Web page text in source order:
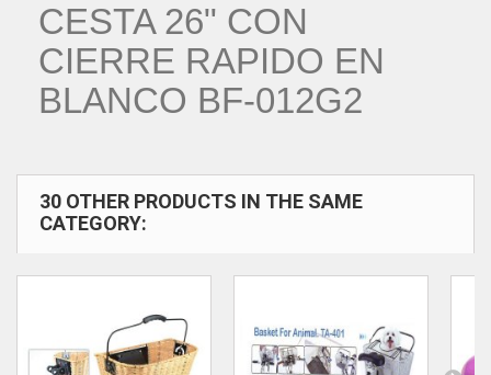
CESTA 26" CON
CIERRE RAPIDO EN
BLANCO BF-012G2
30 OTHER PRODUCTS IN THE SAME
CATEGORY: